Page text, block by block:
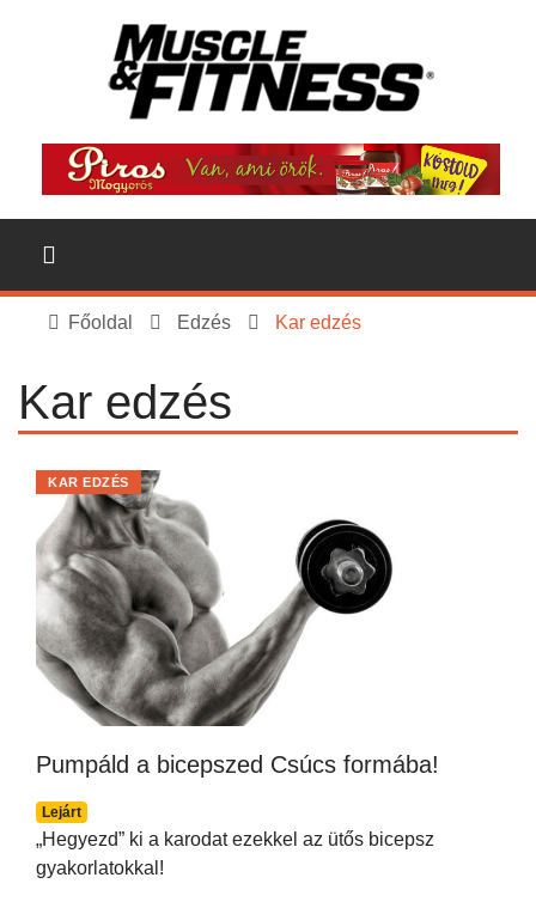
Főoldal Edzés Kar edzés
Kar edzés
Pumpáld a bicepszed Csúcs formába!
Lejárt
KAR EDZÉS
„Hegyezd” ki a karodat ezekkel az ütős bicepsz
gyakorlatokkal!